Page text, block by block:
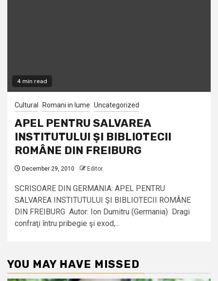
4 min read
Cultural Romani in lume Uncategorized
APEL PENTRU SALVAREA
INSTITUTULUI ŞI BIBLIOTECII
ROMÂNE DIN FREIBURG
December 29, 2010 Editor
SCRISOARE DIN GERMANIA: APEL PENTRU
SALVAREA INSTITUTULUI ŞI BIBLIOTECII ROMÂNE
DIN FREIBURG Autor: Ion Dumitru (Germania) Dragi
confraţi întru pribegie şi exod,...
YOU MAY HAVE MISSED